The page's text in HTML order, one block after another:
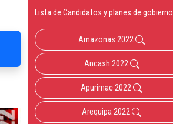
Lista de Candidatos y planes de gobierno
Amazonas 2022
Ancash 2022
Apurimac 2022
Arequipa 2022